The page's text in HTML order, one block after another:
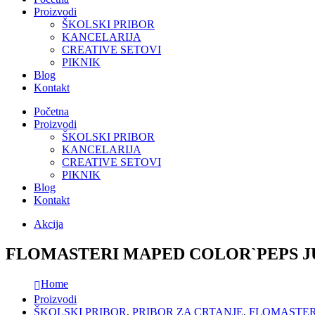
Proizvodi
ŠKOLSKI PRIBOR
KANCELARIJA
CREATIVE SETOVI
PIKNIK
Blog
Kontakt
Početna
Proizvodi
ŠKOLSKI PRIBOR
KANCELARIJA
CREATIVE SETOVI
PIKNIK
Blog
Kontakt
Akcija
FLOMASTERI MAPED COLOR`PEPS
Home
Proizvodi
ŠKOLSKI PRIBOR, PRIBOR ZA CRTANJE,